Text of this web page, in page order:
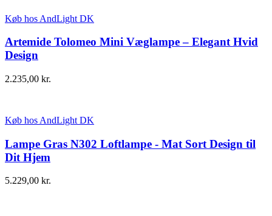
Køb hos AndLight DK
Artemide Tolomeo Mini Væglampe – Elegant Hvid
Design
2.235,00 kr.
Køb hos AndLight DK
Lampe Gras N302 Loftlampe - Mat Sort Design til
Dit Hjem
5.229,00 kr.